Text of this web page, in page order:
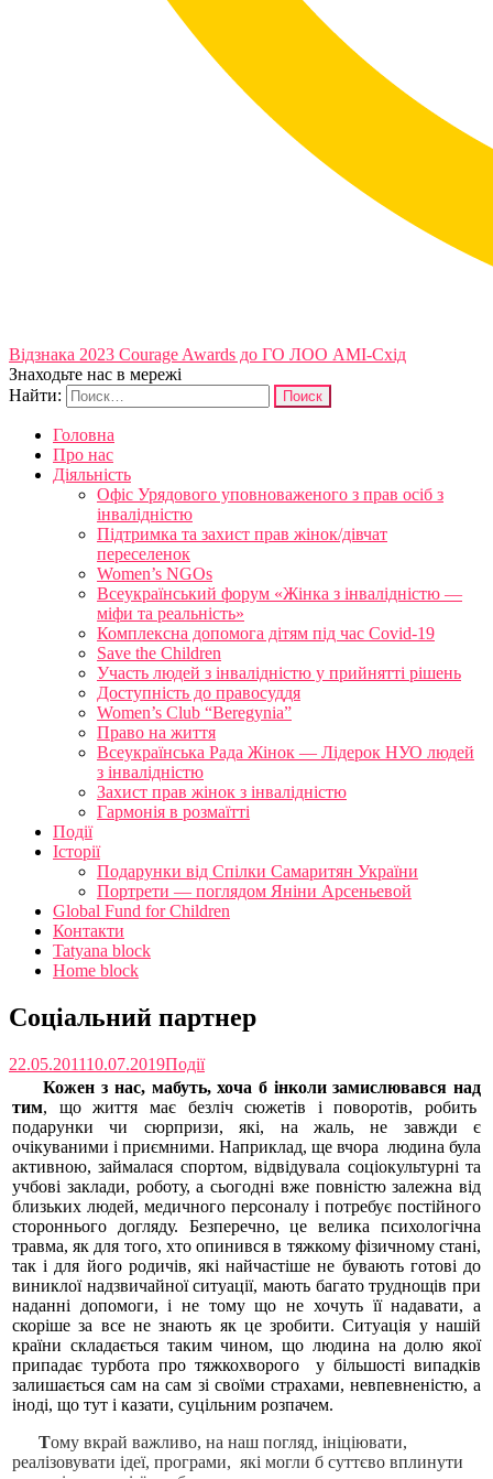
Відзнака 2023 Courage Awards до ГО ЛОО АМІ-Схід
Знаходьте нас в мережі
Найти:
Головна
Про нас
Діяльність
Офіс Урядового уповноваженого з прав осіб з
інвалідністю
Підтримка та захист прав жінок/дівчат
переселенок
Women’s NGOs
Всеукраїнський форум «Жінка з інвалідністю —
міфи та реальність»
Комплексна допомога дітям під час Covid-19
Save the Children
Участь людей з інвалідністю у прийнятті рішень
Доступність до правосуддя
Women’s Club “Beregynia”
Право на життя
Всеукраїнська Рада Жінок — Лідерок НУО людей
з інвалідністю
Захист прав жінок з інвалідністю
Гармонія в розмаїтті
Події
Історії
Подарунки від Спілки Самаритян України
Портрети — поглядом Яніни Арсеньевой
Global Fund for Children
Контакти
Tatyana block
Home block
Соціальний партнер
22.05.201110.07.2019Події
Кожен з нас, мабуть, хоча б інколи замислювався над
тим, що життя має безліч сюжетів і поворотів, робить
подарунки чи сюрпризи, які, на жаль, не завжди є
очікуваними і приємними. Наприклад, ще вчора людина була
активною, займалася спортом, відвідувала соціокультурні та
учбові заклади, роботу, а сьогодні вже повністю залежна від
близьких людей, медичного персоналу і потребує постійного
стороннього догляду. Безперечно, це велика психологічна
травма, як для того, хто опинився в тяжкому фізичному стані,
так і для його родичів, які найчастіше не бувають готові до
виниклої надзвичайної ситуації, мають багато труднощів при
наданні допомоги, і не тому що не хочуть її надавати, а
скоріше за все не знають як це зробити. Ситуація у нашій
країни складається таким чином, що людина на долю якої
припадає турбота про тяжкохворого у більшості випадків
залишається сам на сам зі своїми страхами, невпевненістю, а
іноді, що тут і казати, суцільним розпачем.
Тому вкрай важливо, на наш погляд, ініціювати,
реалізовувати ідеї, програми, які могли б суттєво вплинути